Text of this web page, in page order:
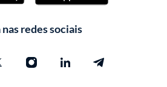
nas redes sociais